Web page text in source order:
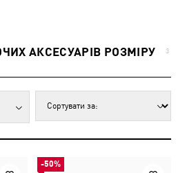
АКСЕСУАРІВ РОЗМІРУ
3
-50%